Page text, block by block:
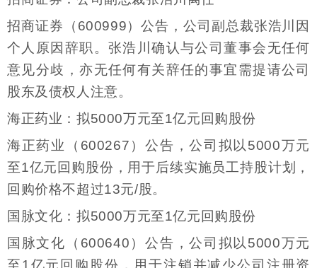
招商证券（600999）公告，公司副总裁张浩川因
个人原因辞职。张浩川确认与公司董事会无任何
意见分歧，亦无任何有关辞任的事宜需提请公司
股东及债权人注意。
海正药业：拟5000万元至1亿元回购股份
海正药业（600267）公告，公司拟以5000万元
至1亿元回购股份，用于后续实施员工持股计划，
回购价格不超过13元/股。
国脉文化：拟5000万元至1亿元回购股份
国脉文化（600640）公告，公司拟以5000万元